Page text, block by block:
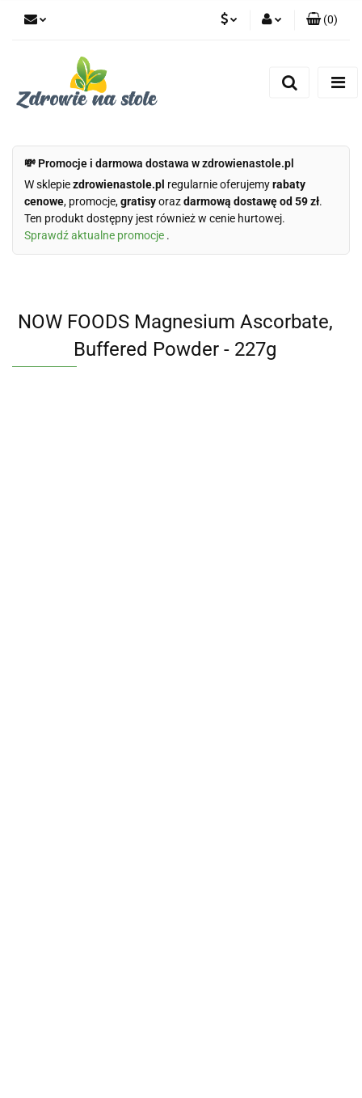
(0)
💸 Promocje i darmowa dostawa w zdrowienastole.pl
W sklepiezdrowienastole.pl regularnie oferujemyrabaty
cenowe, promocje,gratisyorazdarmową dostawę od 59 zł.
Ten produkt dostępny jest również w cenie hurtowej.
Sprawdź aktualne promocje .
NOW FOODS Magnesium Ascorbate,
Buffered Powder - 227g